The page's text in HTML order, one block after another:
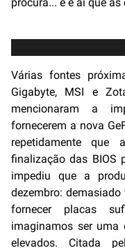
Várias fontes
Gigabyte, MSI e
mencionaram a
fornecerem a nova
repetidamente
finalização das BIOS
impediu que a
dezembro:
fornecer placas
imaginamos ser uma
elevados. Citada